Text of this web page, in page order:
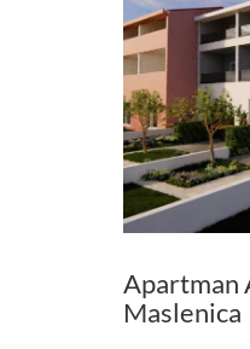
Apartman
Maslenica